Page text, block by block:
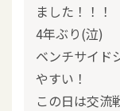
ました！！！
4年ぶり(泣)
ベンチサイド
やすい！
この日は交流